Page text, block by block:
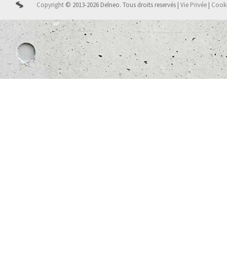
Copyright © 2013-2026 Delneo. Tous droits reservés | Vie Privée |